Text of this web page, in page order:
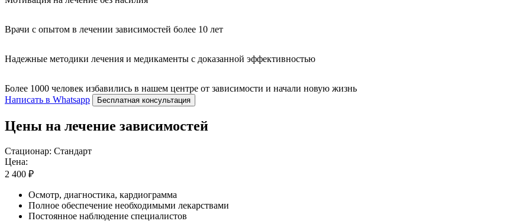
Врачи с опытом в лечении зависимостей более 10 лет
Надежные методики лечения и медикаменты с доказанной эффективностью
Более 1000 человек избавились в нашем центре от зависимости и начали новую жизнь
Написать в Whatsapp
Бесплатная консультация
Цены на лечение зависимостей
Стационар: Стандарт
Цена:
2 400 ₽
Осмотр, диагностика, кардиограмма
Полное обеспечение необходимыми лекарствами
Постоянное наблюдение специалистов